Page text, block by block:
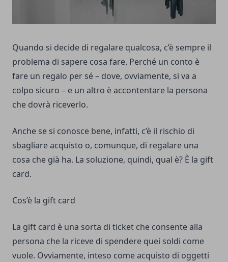
Quando si decide di regalare qualcosa, c’è sempre il
problema di sapere cosa fare. Perché un conto è
fare un regalo per sé – dove, ovviamente, si va a
colpo sicuro – e un altro è accontentare la persona
che dovrà riceverlo.
Anche se si conosce bene, infatti, c’è il rischio di
sbagliare acquisto o, comunque, di regalare una
cosa che già ha. La soluzione, quindi, qual è? È la gift
card.
Cos’è la gift card
La gift card è una sorta di ticket che consente alla
persona che la riceve di spendere quei soldi come
vuole. Ovviamente, inteso come acquisto di oggetti